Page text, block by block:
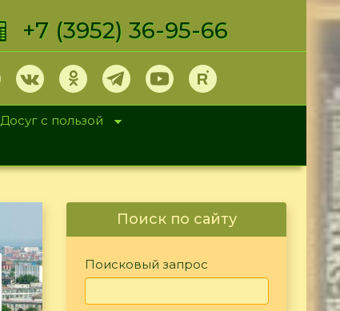
+7 (3952) 36-95-66
Досуг с пользой
Поиск по сайту
Поисковый запрос